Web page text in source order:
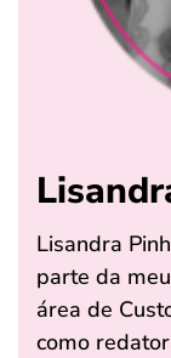
Lisandra
parte da
área de
como